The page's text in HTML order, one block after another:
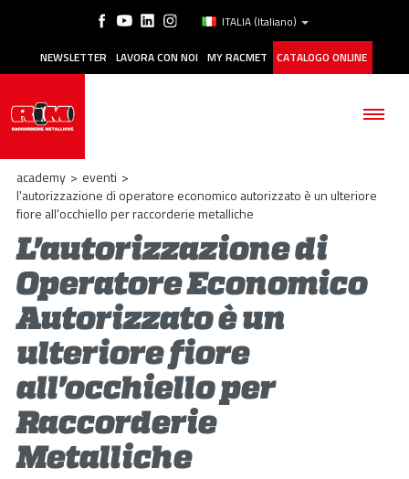
ITALIA (Italiano)
NEWSLETTER LAVORA CON NOI MY RACMET CATALOGO ONLINE
AZIENDA
PRODOTTI
APPLICAZIONI
MANUTENZIONE
ESG
STORIES
academy > eventi >
l'autorizzazione di operatore economico autorizzato è un ulteriore
fiore all'occhiello per raccorderie metalliche
L'autorizzazione di
Operatore Economico
Autorizzato è un
ulteriore fiore
all'occhiello per
Raccorderie
Metalliche